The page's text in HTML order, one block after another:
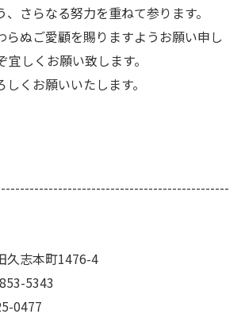
さらなる努力を重ねて参ります。
らぬご愛顧を賜りますようお願い申し
宜しくお願い致します。
くお願いいたします。
久志本町1476-4
5343
0477